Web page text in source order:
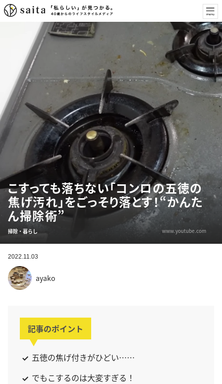
こすっても落ちない「コンロの五徳の
焦げ汚れ」をごっそり落とす！“かんた
ん掃除術”
掃除・暮らし www.youtube.com
2022.11.03
ayako
記事のポイント
五徳の焦げ付きがひどい……
でもこするのは大変すぎる！